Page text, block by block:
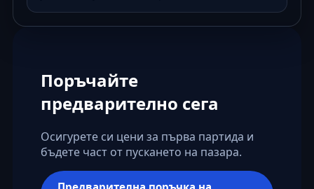
Поръчайте
предварително сега
Осигурете си цени за първа партида и
бъдете част от пускането на пазара.